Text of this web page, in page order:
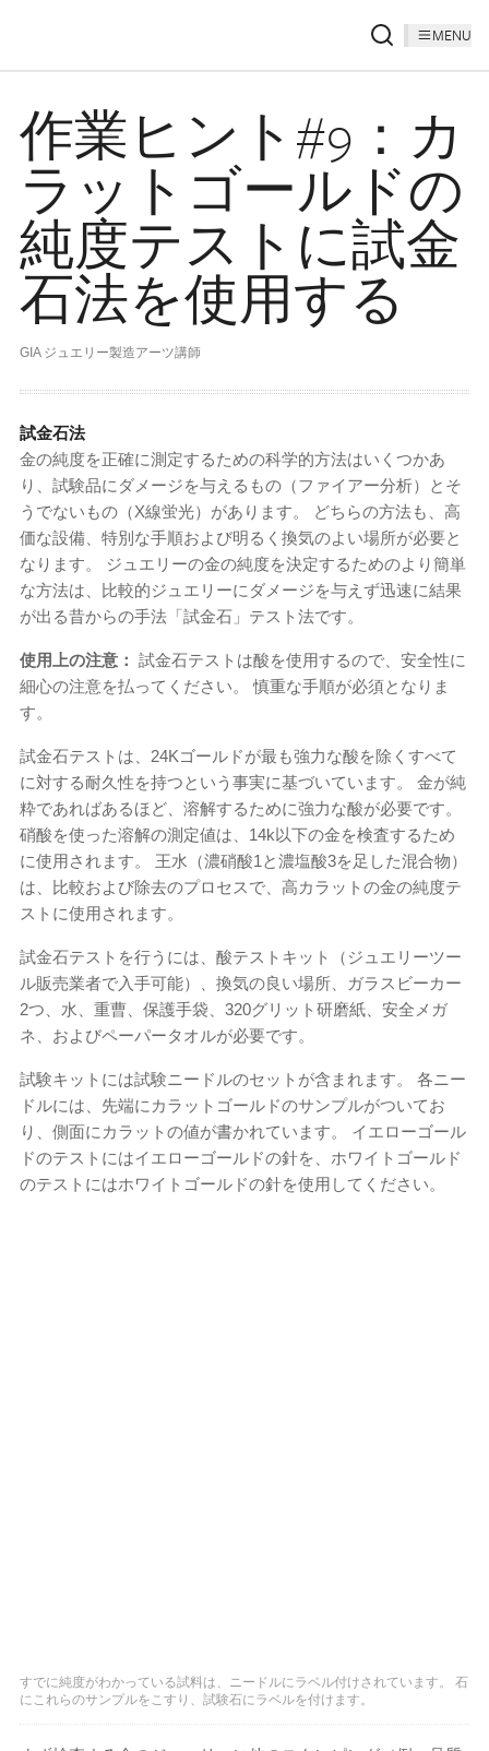
MENU
作業ヒント#9：カ
ラットゴールドの
純度テストに試金
石法を使用する
GIA ジュエリー製造アーツ講師
試金石法
金の純度を正確に測定するための科学的方法はいくつかあ
り、試験品にダメージを与えるもの（ファイアー分析）とそ
うでないもの（X線蛍光）があります。 どちらの方法も、高
価な設備、特別な手順および明るく換気のよい場所が必要と
なります。 ジュエリーの金の純度を決定するためのより簡単​​
な方法は、比較的ジュエリーにダメージを与えず迅速に結果
が出る昔からの手法「試金石」テスト法です。
使用上の注意： 試金石テストは酸を使用するので、安全性に
細心の注意を払ってください。 慎重な手順が必須となりま
す。
試金石テストは、24Kゴールドが最も強力な酸を除くすべて
に対する耐久性を持つという事実に基づいています。 金が純
粋であればあるほど、溶解するために強力な酸が必要です。
硝酸を使った溶解の測定値は、14k以下の金を検査するため
に使用されます。 王水（濃硝酸1と濃塩酸3を足した混合物）
は、比較および除去のプロセスで、高カラットの金の純度テ
ストに使用されます。
試金石テストを行うには、酸テストキット（ジュエリーツー
ル販売業者で入手可能）、換気の良い場所、ガラスビーカー
2つ、水、重曹、保護手袋、320グリット研磨紙、安全メガ
ネ、およびペーパータオルが必要です。
試験キットには試験ニードルのセットが含まれます。 各ニー
ドルには、先端にカラットゴールドのサンプルがついてお
り、側面にカラットの値が書かれています。 イエローゴール
ドのテストにはイエローゴールドの針を、ホワイトゴールド
のテストにはホワイトゴールドの針を使用してください。
すでに純度がわかっている試料は、ニードルにラベル付けされています。 石
にこれらのサンプルをこすり、試験石にラベルを付けます。